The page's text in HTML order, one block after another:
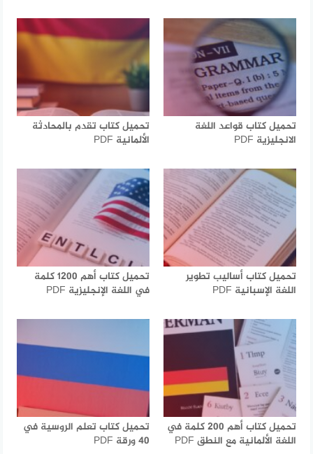
تحميل كتاب قواعد اللغة
الانجليزية PDF
تحميل كتاب تقدم بالمحادثة
الألمانية PDF
تحميل كتاب أساليب تطوير
اللغة الإسبانية PDF
تحميل كتاب أهم 1200 كلمة
في اللغة الإنجليزية PDF
تحميل كتاب أهم 200 كلمة في
اللغة الألمانية مع النطق PDF
تحميل كتاب تعلم الروسية في
40 ورقة PDF